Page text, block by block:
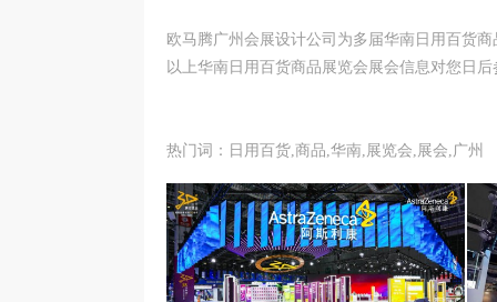
欧马腾广州会展设计公司为多届华南日用百货
以上华南日用百货商品展览会展会信息对您日
热门词：日用百货,商品,华南,展览会,展会,广州